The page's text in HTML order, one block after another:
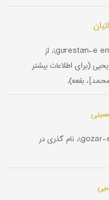
امامزاده یحیى، گورستان \gūrestān-e emām-zāde yahyā\، از
(برای اطلاعات بیشتر
محمد]، بقعه).
امامزاده یحیى، گذر \gozar-e emām-zāde yahyā\، نام گذری در